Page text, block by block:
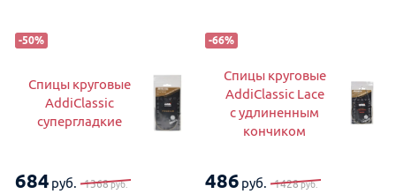
-50%
Спицы круговые
AddiClassic
супергладкие
684 руб. 1368руб.
-66%
Спицы круговые
AddiClassic Lace
с удлиненным
кончиком
486 руб. 1428руб.